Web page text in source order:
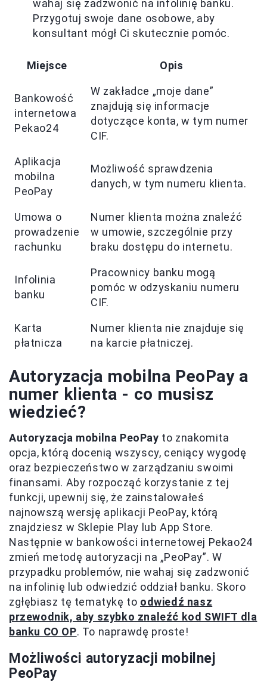
wahaj się zadzwonić na infolinię banku.
Przygotuj swoje dane osobowe, aby
konsultant mógł Ci skutecznie pomóc.
Miejsce Opis
Bankowość
internetowa
Pekao24
W zakładce „moje dane”
znajdują się informacje
dotyczące konta, w tym numer
CIF.
Aplikacja
mobilna
PeoPay
Możliwość sprawdzenia
danych, w tym numeru klienta.
Umowa o
prowadzenie
rachunku
Numer klienta można znaleźć
w umowie, szczególnie przy
braku dostępu do internetu.
Infolinia
banku
Pracownicy banku mogą
pomóc w odzyskaniu numeru
CIF.
Karta
płatnicza
Numer klienta nie znajduje się
na karcie płatniczej.
Autoryzacja mobilna PeoPay a
numer klienta - co musisz
wiedzieć?
Autoryzacja mobilna PeoPay to znakomita
opcja, którą docenią wszyscy, ceniący wygodę
oraz bezpieczeństwo w zarządzaniu swoimi
finansami. Aby rozpocząć korzystanie z tej
funkcji, upewnij się, że zainstalowałeś
najnowszą wersję aplikacji PeoPay, którą
znajdziesz w Sklepie Play lub App Store.
Następnie w bankowości internetowej Pekao24
zmień metodę autoryzacji na „PeoPay”. W
przypadku problemów, nie wahaj się zadzwonić
na infolinię lub odwiedzić oddział banku. Skoro
zgłębiasz tę tematykę to odwiedź nasz
przewodnik, aby szybko znaleźć kod SWIFT dla
banku CO OP. To naprawdę proste!
Możliwości autoryzacji mobilnej
PeoPay